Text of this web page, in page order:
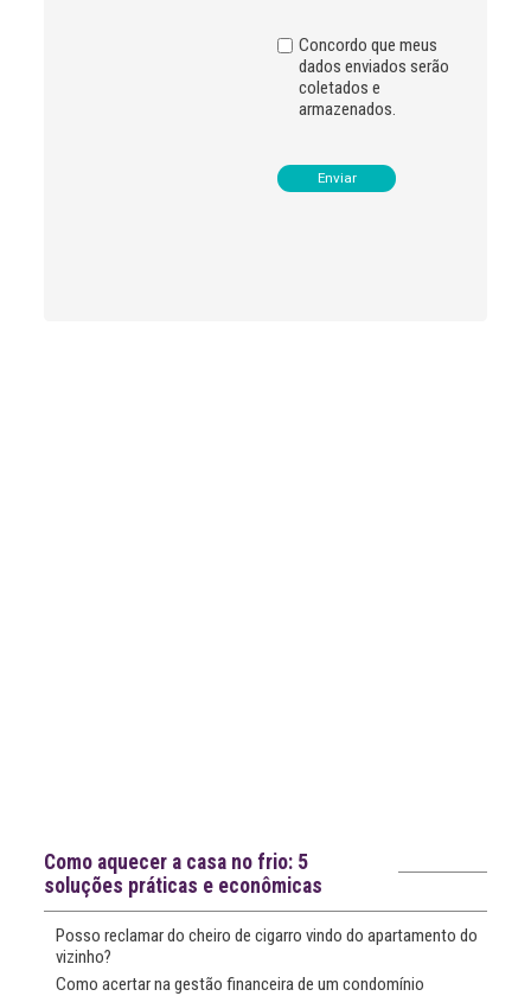
Concordo que meus
dados enviados serão
coletados e
armazenados.
Notícias recentes
Como aquecer a casa no frio: 5
soluções práticas e econômicas
Posso reclamar do cheiro de cigarro vindo do apartamento do
vizinho?
Como acertar na gestão financeira de um condomínio